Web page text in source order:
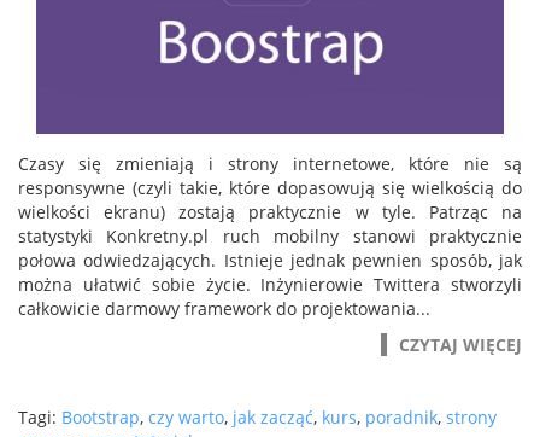
Czasy się zmieniają i strony internetowe, które nie są
responsywne (czyli takie, które dopasowują się wielkością do
wielkości ekranu) zostają praktycznie w tyle. Patrząc na
statystyki Konkretny.pl ruch mobilny stanowi praktycznie
połowa odwiedzających. Istnieje jednak pewnien sposób, jak
można ułatwić sobie życie. Inżynierowie Twittera stworzyli
całkowicie darmowy framework do projektowania...
CZYTAJ WIĘCEJ
Tagi: Bootstrap, czy warto, jak zacząć, kurs, poradnik, strony